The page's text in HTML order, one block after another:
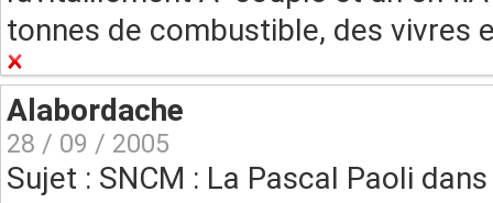
tonnes de combustible, des vivres
Alabordache
28 / 09 / 2005
Sujet : SNCM : La Pascal Paoli